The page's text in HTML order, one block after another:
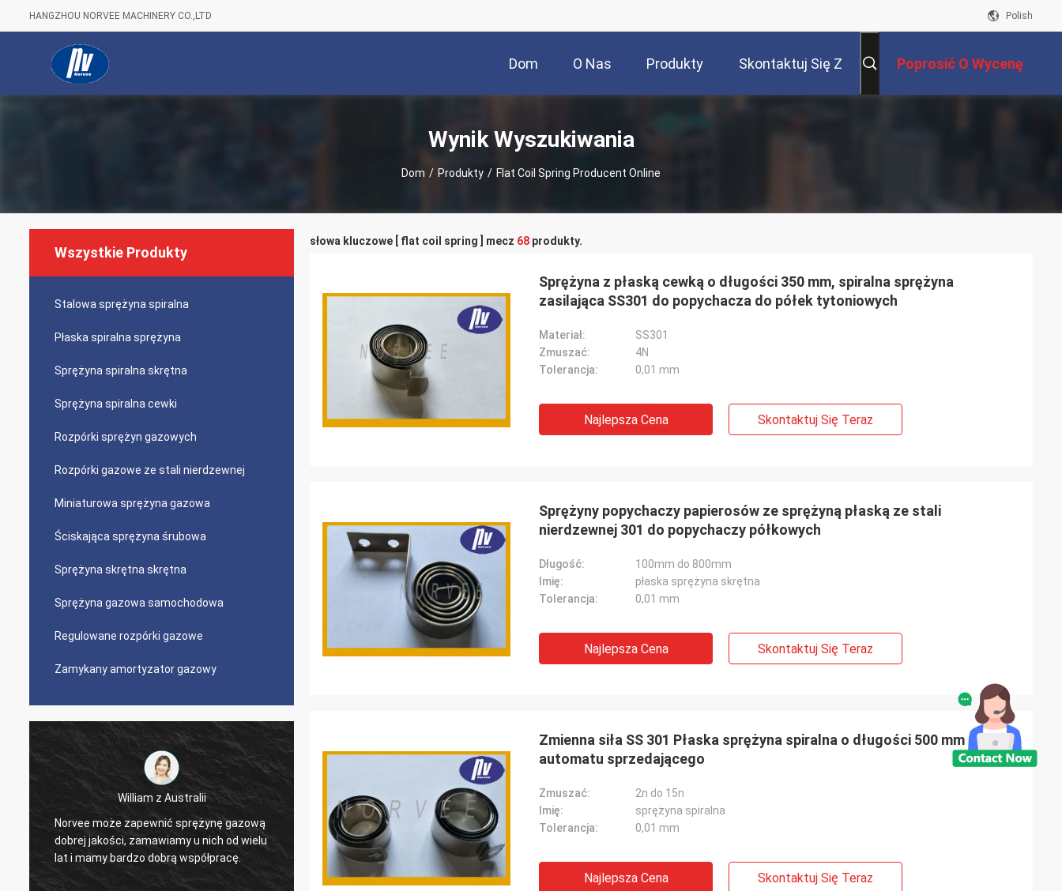
HANGZHOU NORVEE MACHINERY CO.,LTD Polish
Dom O Nas Produkty Skontaktuj Się Z Poprosić O Wycenę
Wynik Wyszukiwania
Dom / Produkty / Flat Coil Spring Producent Online
Wszystkie Produkty
Stalowa sprężyna spiralna
Płaska spiralna sprężyna
Sprężyna spiralna skrętna
Sprężyna spiralna cewki
Rozpórki sprężyn gazowych
Rozpórki gazowe ze stali nierdzewnej
Miniaturowa sprężyna gazowa
Ściskająca sprężyna śrubowa
Sprężyna skrętna skrętna
Sprężyna gazowa samochodowa
Regulowane rozpórki gazowe
Zamykany amortyzator gazowy
William z Australii
Norvee może zapewnić sprężynę gazową
dobrej jakości, zamawiamy u nich od wielu
lat i mamy bardzo dobrą współpracę.
Bill z USA
zamawiamy sprężyny do przedłużania
materiałów muzycznych od Norvee od
2005 roku, nigdy nie ma problemów z
jakością i do tej pory zamawiamy od nich
cały czas.
David Smith z Rosji
współpracujemy z Norvee od ponad 10 lat,
zamawiamy sprężyny do popychaczy
dobrą jakość, terminowość dostaw.
słowa kluczowe [ flat coil spring ] mecz 68 produkty.
Sprężyna z płaską cewką o długości 350 mm, spiralna sprężyna
zasilająca SS301 do popychacza do półek tytoniowych
Materiał:
SS301
Zmuszać:
4N
Tolerancja:
0,01 mm
Najlepsza Cena Skontaktuj Się Teraz
Sprężyny popychaczy papierosów ze sprężyną płaską ze stali
nierdzewnej 301 do popychaczy półkowych
Długość:
100mm do 800mm
Imię:
płaska sprężyna skrętna
Tolerancja:
0,01 mm
Najlepsza Cena Skontaktuj Się Teraz
Zmienna siła SS 301 Płaska sprężyna spiralna o długości 500 mm do
automatu sprzedającego
Zmuszać:
2n do 15n
Imię:
sprężyna spiralna
Tolerancja:
0,01 mm
Najlepsza Cena Skontaktuj Się Teraz